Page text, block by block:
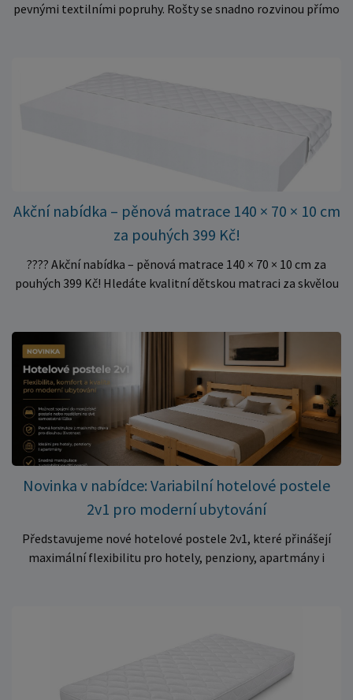
pevnými textilními popruhy. Rošty se snadno rozvinou přímo
množství kusů, proto můžeme objednávky rychle expedovat.
Vyberte si vhodný rozměr a dopřejte své matraci kvalitní
podklad za výhodnou cenu.
Akční nabídka – pěnová matrace 140 × 70 × 10 cm
za pouhých 399 Kč!
???? Akční nabídka – pěnová matrace 140 × 70 × 10 cm za
pouhých 399 Kč! Hledáte kvalitní dětskou matraci za skvělou
✅ Pohodlné pěnové jádro pro komfortní spánek dítěte ✅
Skvělá volba do dětských postýlek ✅ Výjimečně výhodná cena
– jen 399 Kč Využijte této mimořádné nabídky a pořiďte
kvalitní matraci za cenu, která patří k nejvýhodnějším na
trhu. Akce platí pouze do vyprodání zásob. Nakupujte chytře a
ušetřete!
Novinka v nabídce: Variabilní hotelové postele
2v1 pro moderní ubytování
Představujeme nové hotelové postele 2v1, které přinášejí
maximální flexibilitu pro hotely, penziony, apartmány i
stabilitu a dlouhou životnost. Robustní konstrukce z
kvalitního masivního dřeva zajistí spolehlivé používání i při